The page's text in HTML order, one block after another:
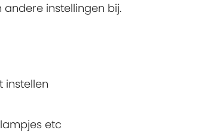
instellingen bij.
instellen
etc